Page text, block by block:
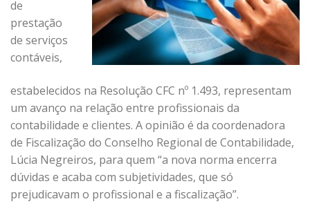
de
prestação
de serviços
contáveis,
estabelecidos na Resolução CFC nº 1.493, representam
um avanço na relação entre profissionais da
contabilidade e clientes. A opinião é da coordenadora
de Fiscalização do Conselho Regional de Contabilidade,
Lúcia Negreiros, para quem “a nova norma encerra
dúvidas e acaba com subjetividades, que só
prejudicavam o profissional e a fiscalização”.